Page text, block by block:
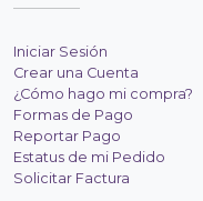
Iniciar Sesión
Crear una Cuenta
¿Cómo hago mi compra?
Formas de Pago
Reportar Pago
Estatus de mi Pedido
Solicitar Factura